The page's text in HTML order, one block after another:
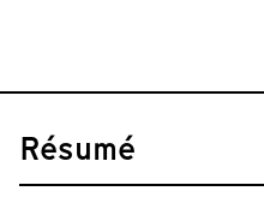
Résumé